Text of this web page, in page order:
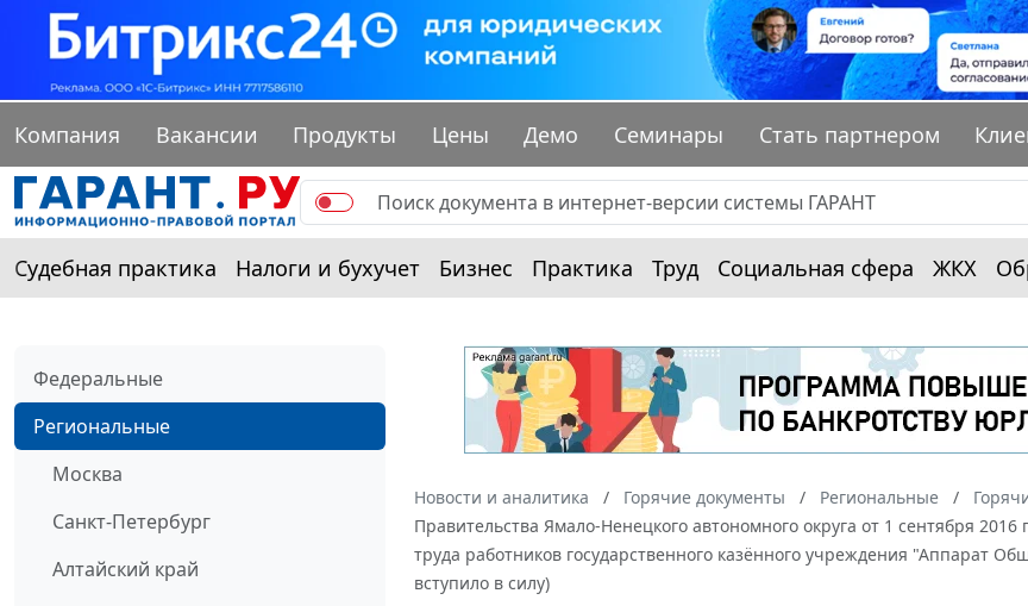
Компания Вакансии Продукты Цены Демо Семинары Стать партнером
Судебная практика Налоги и бухучет Бизнес Практика Труд Социальная сфера ЖКХ
Федеральные
Региональные
Москва
Санкт-Петербург
Алтайский край
Новости и аналитика Горячие документы Региональные
Правительства Ямало-Ненецкого автономного округа от 1 сентября
труда работников государственного казённого учреждения "Аппарат
вступило в силу)